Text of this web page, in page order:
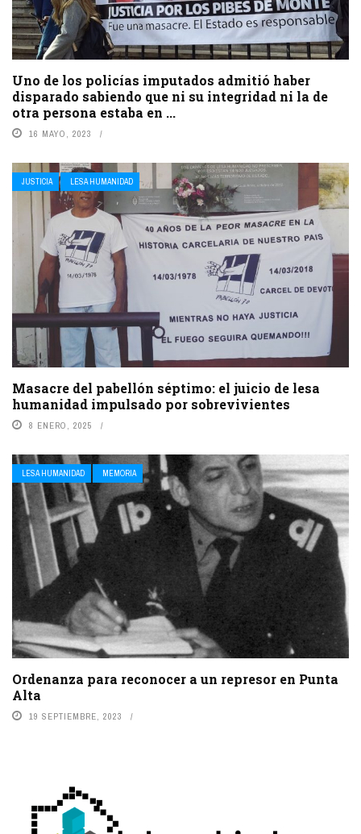
Uno de los policías imputados admitió haber
disparado sabiendo que ni su integridad ni la de
otra persona estaba en ...
16 MAYO, 2023
JUSTICIA LESA HUMANIDAD
Masacre del pabellón séptimo: el juicio de lesa
humanidad impulsado por sobrevivientes
8 ENERO, 2025
LESA HUMANIDAD MEMORIA
Ordenanza para reconocer a un represor en Punta
Alta
19 SEPTIEMBRE, 2023